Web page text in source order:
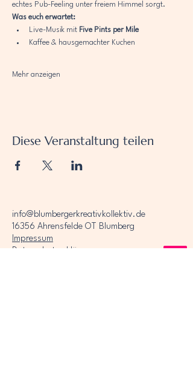
echtes Pub-Feeling unter freiem Himmel sorgt.
Was euch erwartet:
Live-Musik mit Five Pints per Mile
Kaffee & hausgemachter Kuchen
Mehr anzeigen
Diese Veranstaltung teilen
info@blumbergerkreativkollektiv.de
16356 Ahrensfelde OT Blumberg
Impressum
Datenschutzerklärung